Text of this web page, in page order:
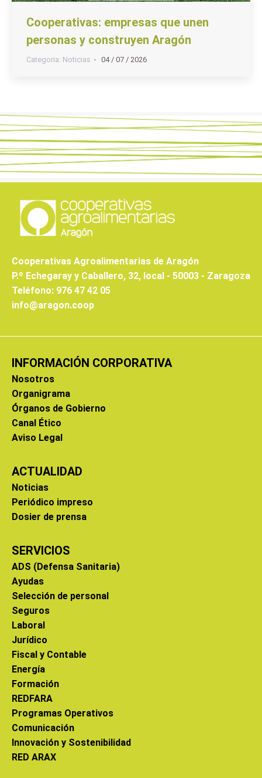
Cooperativas: empresas que unen
personas y construyen Aragón
Categoria: Noticias 04 / 07 / 2026
Cooperativas Agroalimentarias de Aragón
P.º Echegaray y Caballero, 32, local - 50003 - Zaragoza
Teléfono: 976 47 42 05
info@aragon.coop
INFORMACIÓN CORPORATIVA
Nosotros
Organigrama
Órganos de Gobierno
Canal Ético
Aviso Legal
ACTUALIDAD
Noticias
Periódico impreso
Dosier de prensa
SERVICIOS
ADS (Defensa Sanitaria)
Ayudas
Selección de personal
Seguros
Laboral
Jurídico
Fiscal y Contable
Energía
Formación
REDFARA
Programas Operativos
Comunicación
Innovación y Sostenibilidad
RED ARAX